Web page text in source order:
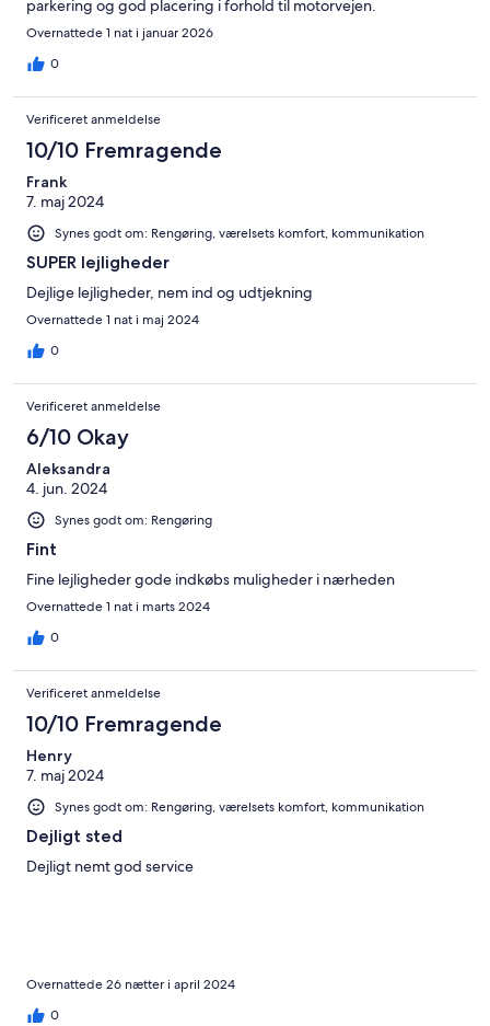
parkering og god placering i forhold til motorvejen.
Overnattede 1 nat i januar 2026
0
Verificeret anmeldelse
10/10 Fremragende
Frank
7. maj 2024
Synes godt om: Rengøring, værelsets komfort, kommunikation
SUPER lejligheder
Dejlige lejligheder, nem ind og udtjekning
Overnattede 1 nat i maj 2024
0
Verificeret anmeldelse
6/10 Okay
Aleksandra
4. jun. 2024
Synes godt om: Rengøring
Fint
Fine lejligheder gode indkøbs muligheder i nærheden
Overnattede 1 nat i marts 2024
0
Verificeret anmeldelse
10/10 Fremragende
Henry
7. maj 2024
Synes godt om: Rengøring, værelsets komfort, kommunikation
Dejligt sted
Dejligt nemt god service
Overnattede 26 nætter i april 2024
0